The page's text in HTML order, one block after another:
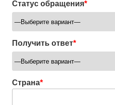
Статус обращения*
Получить ответ*
Страна*